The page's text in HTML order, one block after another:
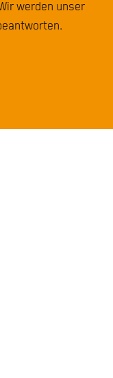
werden unser